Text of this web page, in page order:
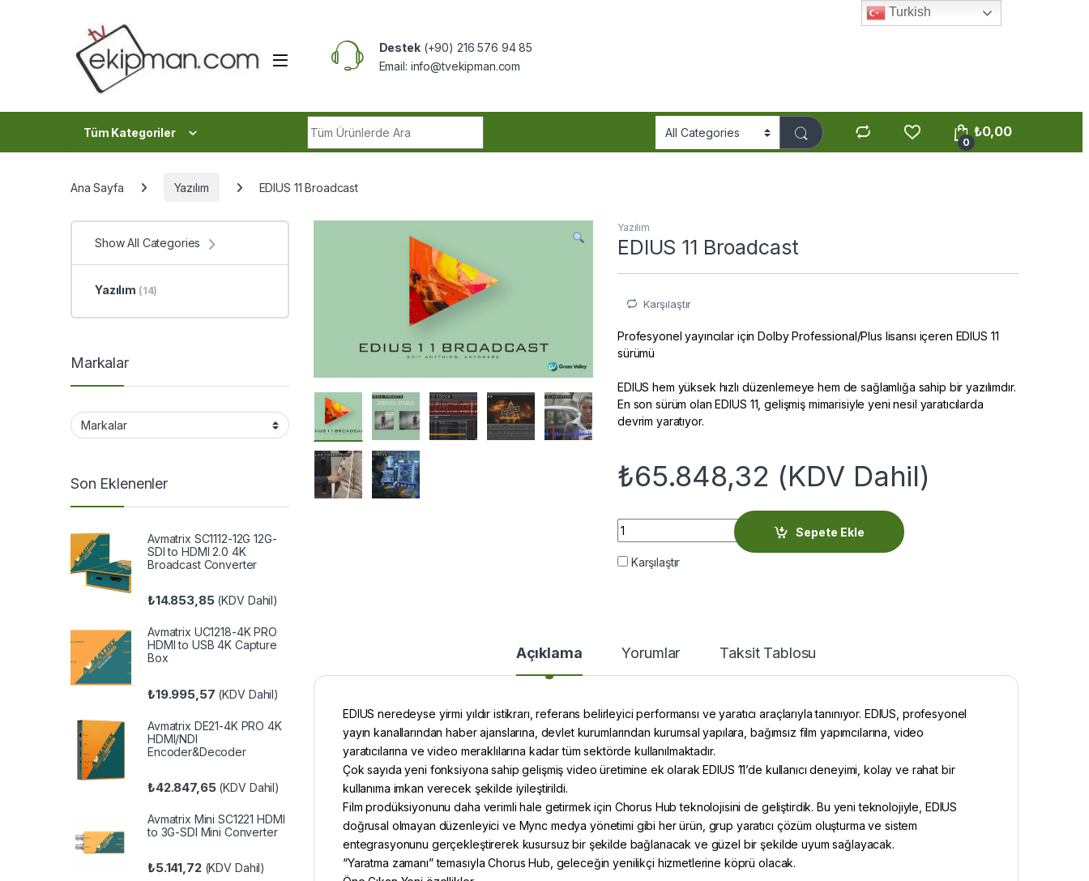
Destek(+90) 216 576 94 85
Email: info@tvekipman.com
Tüm Kategoriler
0
₺0,00
Ana Sayfa Yazılım EDIUS 11 Broadcast
Yazılım
EDIUS 11 Broadcast
Karşılaştır
Profesyonel yayıncılar için Dolby Professional/Plus lisansı içeren EDIUS 11
sürümü
EDIUS hem yüksek hızlı düzenlemeye hem de sağlamlığa sahip bir yazılımdır.
En son sürüm olan EDIUS 11, gelişmiş mimarisiyle yeni nesil yaratıcılarda
devrim yaratıyor.
₺65.848,32 (KDV Dahil)
EDIUS 11 Broadcast quantity
Sepete Ekle
Karşılaştır
Açıklama Yorumlar Taksit Tablosu
EDIUS neredeyse yirmi yıldır istikrarı, referans belirleyici performansı ve yaratıcı araçlarıyla tanınıyor. EDIUS, profesyonel
yayın kanallarından haber ajanslarına, devlet kurumlarından kurumsal yapılara, bağımsız film yapımcılarına, video
yaratıcılarına ve video meraklılarına kadar tüm sektörde kullanılmaktadır.
Çok sayıda yeni fonksiyona sahip gelişmiş video üretimine ek olarak EDIUS 11’de kullanıcı deneyimi, kolay ve rahat bir
kullanıma imkan verecek şekilde iyileştirildi.
Film prodüksiyonunu daha verimli hale getirmek için Chorus Hub teknolojisini de geliştirdik. Bu yeni teknolojiyle, EDIUS
doğrusal olmayan düzenleyici ve Mync medya yönetimi gibi her ürün, grup yaratıcı çözüm oluşturma ve sistem
entegrasyonunu gerçekleştirerek kusursuz bir şekilde bağlanacak ve güzel bir şekilde uyum sağlayacak.
“Yaratma zamanı” temasıyla Chorus Hub, geleceğin yenilikçi hizmetlerine köprü olacak.
Show All Categories
Yazılım (14)
Markalar
Son Eklenenler
Avmatrix SC1112-12G 12G-
SDI to HDMI 2.0 4K
Broadcast Converter
₺14.853,85(KDV Dahil)
Avmatrix UC1218-4K PRO
HDMI to USB 4K Capture
Box
₺19.995,57 (KDV Dahil)
Avmatrix DE21-4K PRO 4K
HDMI/NDI
Encoder&Decoder
₺42.847,65(KDV Dahil)
Avmatrix Mini SC1221 HDMI
to 3G-SDI Mini Converter
₺5.141,72(KDV Dahil)
Turkish